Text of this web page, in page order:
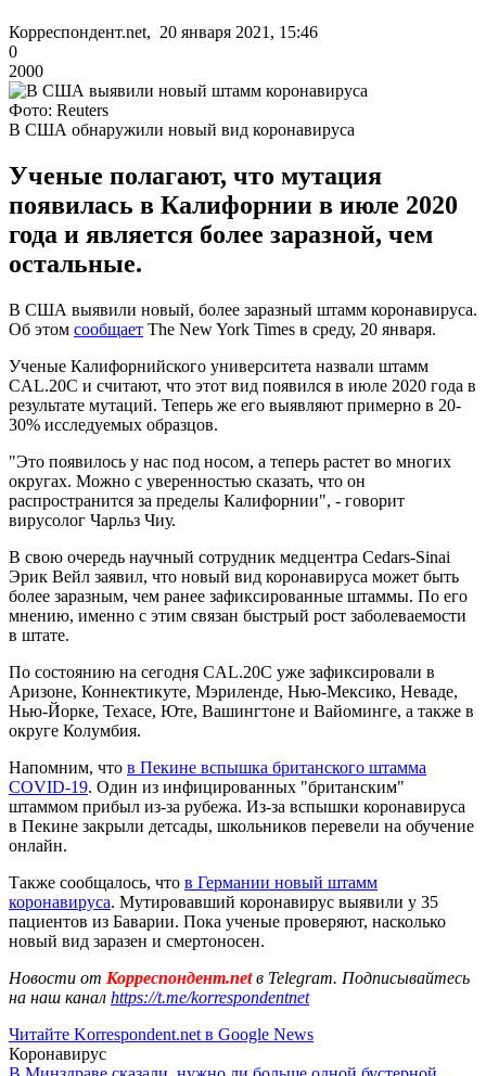
Корреспондент.net, 20 января 2021, 15:46
0
2000
Фото: Reuters
В США обнаружили новый вид коронавируса
Ученые полагают, что мутация
появилась в Калифорнии в июле 2020
года и является более заразной, чем
остальные.
В США выявили новый, более заразный штамм коронавируса.
Об этом сообщает The New York Times в среду, 20 января.
Ученые Калифорнийского университета назвали штамм
CAL.20C и считают, что этот вид появился в июле 2020 года в
результате мутаций. Теперь же его выявляют примерно в 20-
30% исследуемых образцов.
"Это появилось у нас под носом, а теперь растет во многих
округах. Можно с уверенностью сказать, что он
распространится за пределы Калифорнии", - говорит
вирусолог Чарльз Чиу.
В свою очередь научный сотрудник медцентра Cedars-Sinai
Эрик Вейл заявил, что новый вид коронавируса может быть
более заразным, чем ранее зафиксированные штаммы. По его
мнению, именно с этим связан быстрый рост заболеваемости
в штате.
По состоянию на сегодня CAL.20C уже зафиксировали в
Аризоне, Коннектикуте, Мэриленде, Нью-Мексико, Неваде,
Нью-Йорке, Техасе, Юте, Вашингтоне и Вайоминге, а также в
округе Колумбия.
Напомним, что в Пекине вспышка британского штамма
COVID-19. Один из инфицированных "британским"
штаммом прибыл из-за рубежа. Из-за вспышки коронавируса
в Пекине закрыли детсады, школьников перевели на обучение
онлайн.
Также сообщалось, что в Германии новый штамм
коронавируса. Мутировавший коронавирус выявили у 35
пациентов из Баварии. Пока ученые проверяют, насколько
новый вид заразен и смертоносен.
Новости от Корреспондент.netв Telegram. Подписывайтесь
на наш канал https://t.me/korrespondentnet
Читайте Korrespondent.net в Google News
Коронавирус